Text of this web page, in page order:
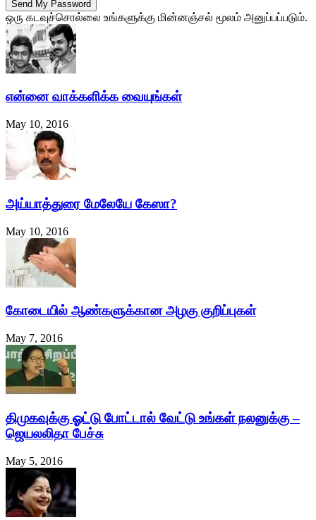
ஒரு கடவுச்சொல்லை உங்களுக்கு மின்னஞ்சல் மூலம் அனுப்பப்படும்.
என்னை வாக்களிக்க வையுங்கள்
May 10, 2016
அய்யாத்துரை மேலேயே கேஸா?
May 10, 2016
கோடையில் ஆண்களுக்கான அழகு குறிப்புகள்
May 7, 2016
திமுகவுக்கு ஓட்டு போட்டால் வேட்டு உங்கள் நலனுக்கு –
ஜெயலலிதா பேச்சு
May 5, 2016